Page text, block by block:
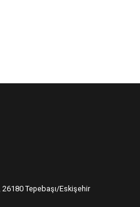
Tepebaşı/Eskişehir